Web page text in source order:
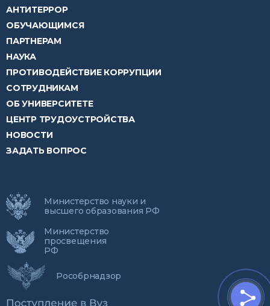
АНТИТЕРРОР
ОБУЧАЮЩИМСЯ
ПАРТНЕРАМ
НАУКА
ПРОТИВОДЕЙСТВИЕ КОРРУПЦИИ
СОТРУДНИКАМ
ОБ УНИВЕРСИТЕТЕ
ЦЕНТР ТРУДОУСТРОЙСТВА
НОВОСТИ
ЗАДАТЬ ВОПРОС
Министерство науки и
высшего образования РФ
Министерство
просвещения
РФ
Рособрнадзор